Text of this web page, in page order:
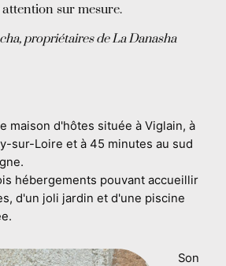
sur mesure.
propriétaires de La Danasha
maison d'hôtes située à Viglain, à
sur-Loire et à 45 minutes au sud
hébergements pouvant accueillir
d'un joli jardin et d'une piscine
Son